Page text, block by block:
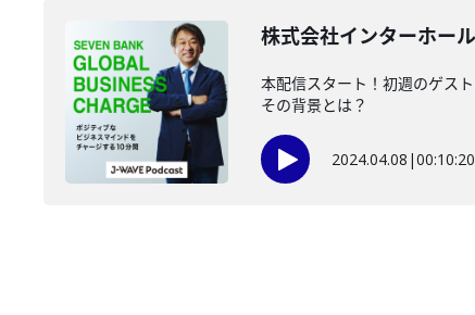
株式会社インターホー
本配信スタート！初週のゲス
その背景とは？
2024.04.08 |00:10:20